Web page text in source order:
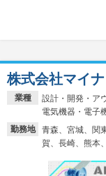
業種
設計・開発・ア
電気機器・電子
勤務地
青森、宮城、関
賀、長崎、熊本
株式会社マイ